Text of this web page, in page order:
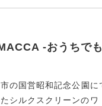
-おうちで
の国営昭和記念公園に
シルクスクリーンのワ